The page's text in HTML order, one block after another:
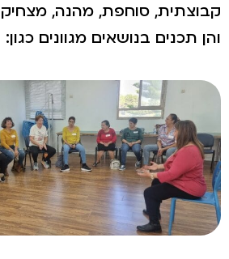
קבוצתית, סוחפת, מהנה,
והן תכנים בנושאים מגוונים כגון: